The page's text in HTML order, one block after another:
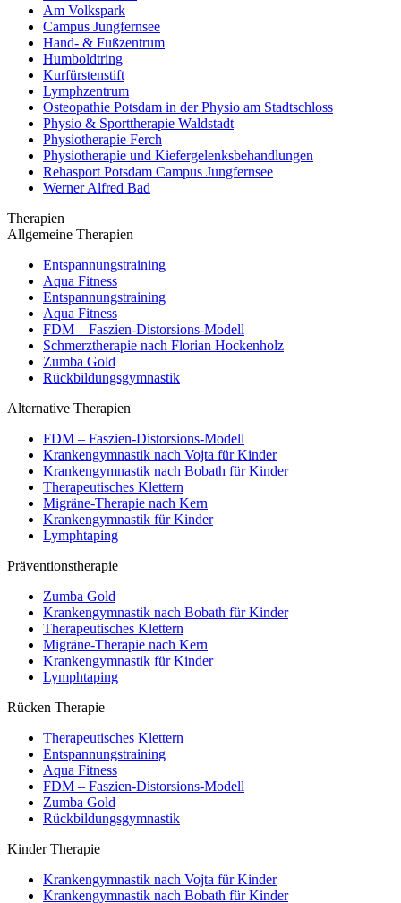
Am Volkspark
Campus Jungfernsee
Hand- & Fußzentrum
Humboldtring
Kurfürstenstift
Lymphzentrum
Osteopathie Potsdam in der Physio am Stadtschloss
Physio & Sporttherapie Waldstadt
Physiotherapie Ferch
Physiotherapie und Kiefergelenksbehandlungen
Rehasport Potsdam Campus Jungfernsee
Werner Alfred Bad
Therapien
Allgemeine Therapien
Entspannungstraining
Aqua Fitness
Entspannungstraining
Aqua Fitness
FDM – Faszien-Distorsions-Modell
Schmerztherapie nach Florian Hockenholz
Zumba Gold
Rückbildungsgymnastik
Alternative Therapien
FDM – Faszien-Distorsions-Modell
Krankengymnastik nach Vojta für Kinder
Krankengymnastik nach Bobath für Kinder
Therapeutisches Klettern
Migräne-Therapie nach Kern
Krankengymnastik für Kinder
Lymphtaping
Präventionstherapie
Zumba Gold
Krankengymnastik nach Bobath für Kinder
Therapeutisches Klettern
Migräne-Therapie nach Kern
Krankengymnastik für Kinder
Lymphtaping
Rücken Therapie
Therapeutisches Klettern
Entspannungstraining
Aqua Fitness
FDM – Faszien-Distorsions-Modell
Zumba Gold
Rückbildungsgymnastik
Kinder Therapie
Krankengymnastik nach Vojta für Kinder
Krankengymnastik nach Bobath für Kinder